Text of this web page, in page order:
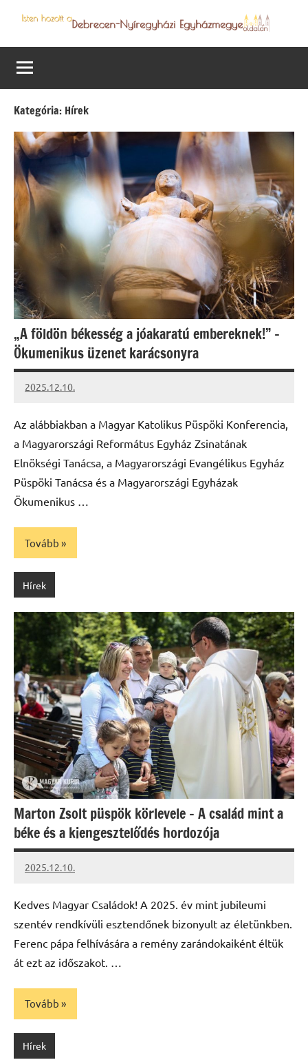
content
Debrecen-
Nyíregyházi
Egyházmegye
programjai
Kategória: Hírek
„A földön békesség a jóakaratú embereknek!” –
Ökumenikus üzenet karácsonyra
2025.12.10.
Leiszt
Az alábbiakban a Magyar Katolikus Püspöki Konferencia,
a Magyarországi Református Egyház Zsinatának
Elnökségi Tanácsa, a Magyarországi Evangélikus Egyház
Püspöki Tanácsa és a Magyarországi Egyházak
Ökumenikus …
Tovább
Hírek
Marton Zsolt püspök körlevele – A család mint a
béke és a kiengesztelődés hordozója
2025.12.10.
Leiszt
Kedves Magyar Családok! A 2025. év mint jubileumi
szentév rendkívüli esztendőnek bizonyult az életünkben.
Ferenc pápa felhívására a remény zarándokaiként éltük
át ezt az időszakot. …
Tovább
Hírek